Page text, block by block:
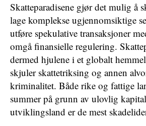
Skatteparadisene gjør det mulig å
lage komplekse ugjennomsiktige
utføre spekulative transaksjoner
omgå finansielle regulering.
dermed hjulene i et globalt
skjuler skattetriksing og annen
kriminalitet. Både rike og fattige
summer på grunn av ulovlig
utviklingsland er de mest